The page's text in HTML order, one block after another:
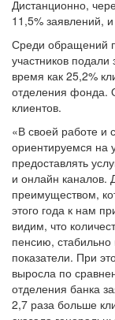
Дистанционно,
11,5% заявлений,
Среди обращений
участников
время как 25,2%
отделения фонда.
клиентов.
«В своей работе и
ориентируемся на
предоставлять
и онлайн каналов.
преимуществом,
этого года к нам
видим, что
пенсию,
показатели. При
выросла по
отделения банка
2,7 раза больше